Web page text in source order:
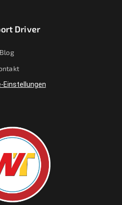
Driver
Blog
Einstellungen